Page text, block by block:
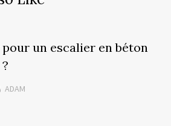
un escalier en béton
ADAM